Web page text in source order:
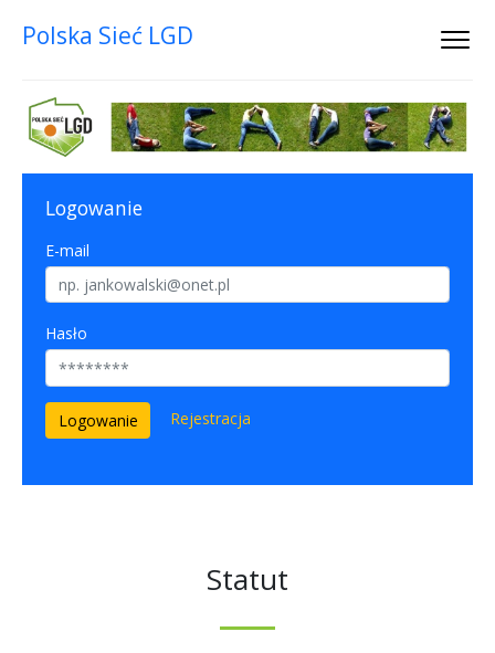
Polska Sieć LGD
Statut
Logowanie
E-mail
Hasło
Rejestracja